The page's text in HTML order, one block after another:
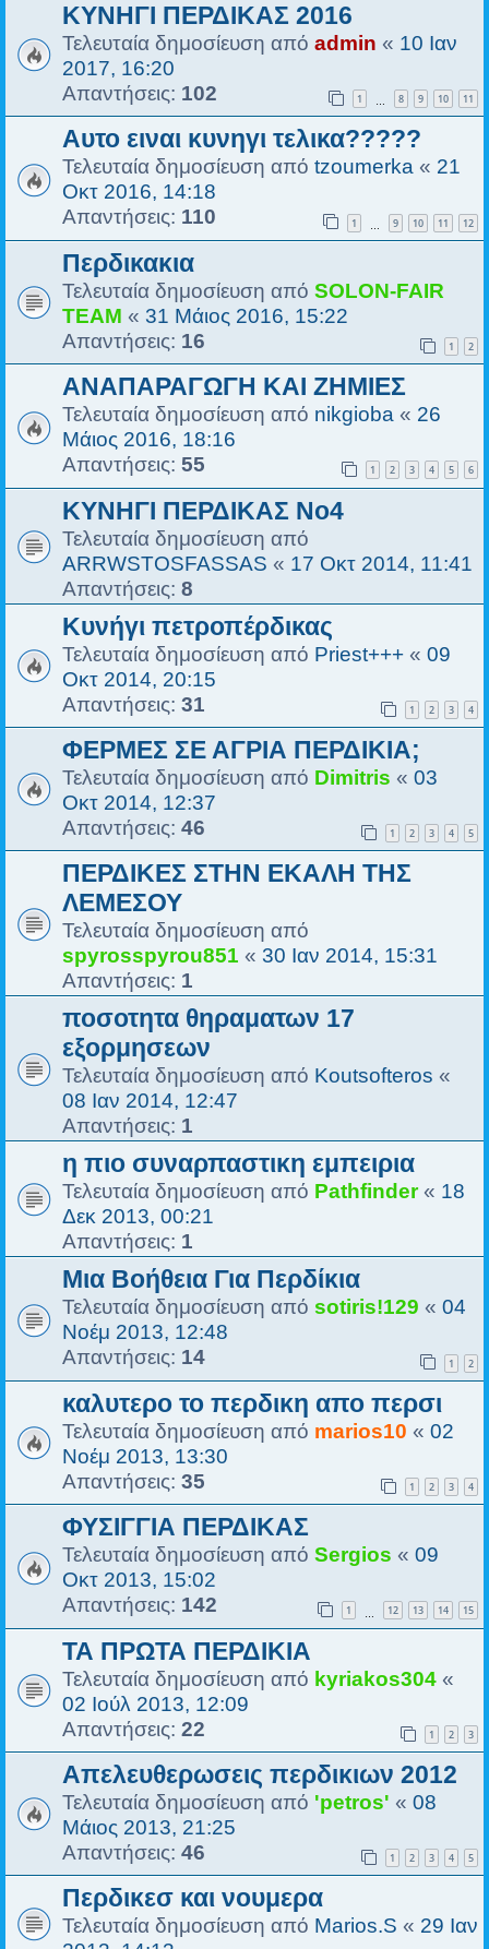
ΚΥΝΗΓΙ ΠΕΡΔΙΚΑΣ 2016
Τελευταία δημοσίευση από admin « 10 Ιαν
2017, 16:20
Απαντήσεις: 102 1 … 8 9 10 11
Αυτο ειναι κυνηγι τελικα?????
Τελευταία δημοσίευση από tzoumerka « 21
Οκτ 2016, 14:18
Απαντήσεις: 110 1 9 10 11 12
Περδικακια
Τελευταία δημοσίευση από SOLON-FAIR
ΤΕΑΜ « 31 Μάιος 2016, 15:22
Απαντήσεις: 16 1 2
ΑΝΑΠΑΡΑΓΩΓΗ ΚΑΙ ΖΗΜΙΕΣ
Τελευταία δημοσίευση από nikgioba « 26
Μάιος 2016, 18:16
Απαντήσεις: 55 1 2 3 4 5 6
ΚΥΝΗΓΙ ΠΕΡΔΙΚΑΣ No4
Τελευταία δημοσίευση από
ARRWSTOSFASSAS « 17 Οκτ 2014, 11:41
Απαντήσεις: 8
Κυνήγι πετροπέρδικας
Τελευταία δημοσίευση από Priest+++ « 09
Οκτ 2014, 20:15
Απαντήσεις: 31 1 2 3 4
ΦΕΡΜΕΣ ΣΕ ΑΓΡΙΑ ΠΕΡΔΙΚΙΑ;
Τελευταία δημοσίευση από Dimitris « 03
Οκτ 2014, 12:37
Απαντήσεις: 46 1 2 3 4 5
ΠΕΡΔΙΚΕΣ ΣΤΗΝ ΕΚΑΛΗ ΤΗΣ
ΛΕΜΕΣΟΥ
Τελευταία δημοσίευση από
spyrosspyrou851 « 30 Ιαν 2014, 15:31
Απαντήσεις: 1
ποσοτητα θηραματων 17
εξορμησεων
Τελευταία δημοσίευση από Koutsofteros «
08 Ιαν 2014, 12:47
Απαντήσεις: 1
η πιο συναρπαστικη εμπειρια
Τελευταία δημοσίευση από Pathfinder« 18
Δεκ 2013, 00:21
Απαντήσεις: 1
Μια Βοήθεια Για Περδίκια
Τελευταία δημοσίευση από sotiris!129 « 04
Νοέμ 2013, 12:48
Απαντήσεις: 14 1 2
καλυτερο το περδικη απο περσι
Τελευταία δημοσίευση από marios10 « 02
Νοέμ 2013, 13:30
Απαντήσεις: 35 1 2 3 4
ΦΥΣΙΓΓΙΑ ΠΕΡΔΙΚΑΣ
Τελευταία δημοσίευση από Sergios « 09
Οκτ 2013, 15:02
Απαντήσεις: 142 1 12 13 14 15
ΤΑ ΠΡΩΤΑ ΠΕΡΔΙΚΙΑ
Τελευταία δημοσίευση από kyriakos304 «
02 Ιούλ 2013, 12:09
Απαντήσεις: 22 1 2 3
Απελευθερωσεις περδικιων 2012
Τελευταία δημοσίευση από 'petros' « 08
Μάιος 2013, 21:25
Απαντήσεις: 46 1 2 3 4 5
Περδικεσ και νουμερα
Τελευταία δημοσίευση από Marios.S « 29 Ιαν